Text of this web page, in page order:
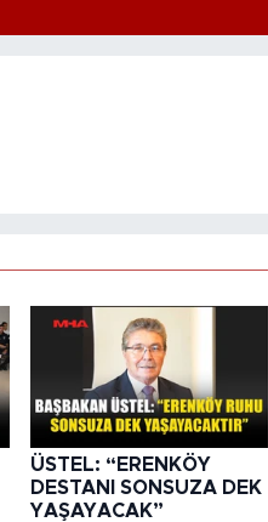
ÜSTEL: “ERENKÖY
DESTANI SONSUZA DEK
YAŞAYACAK”